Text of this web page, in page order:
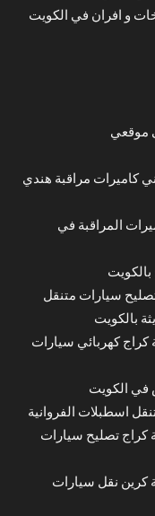
و افران في الكويت
موقعي
كاميرات مراقبة هندي
المراقبة في
بالكويت
سيارات متنقل
بالكويت
كراج كهربائي سيارات
في الكويت
اسطبلات الفروانية
كراج تصليح سيارات
نقل سيارات